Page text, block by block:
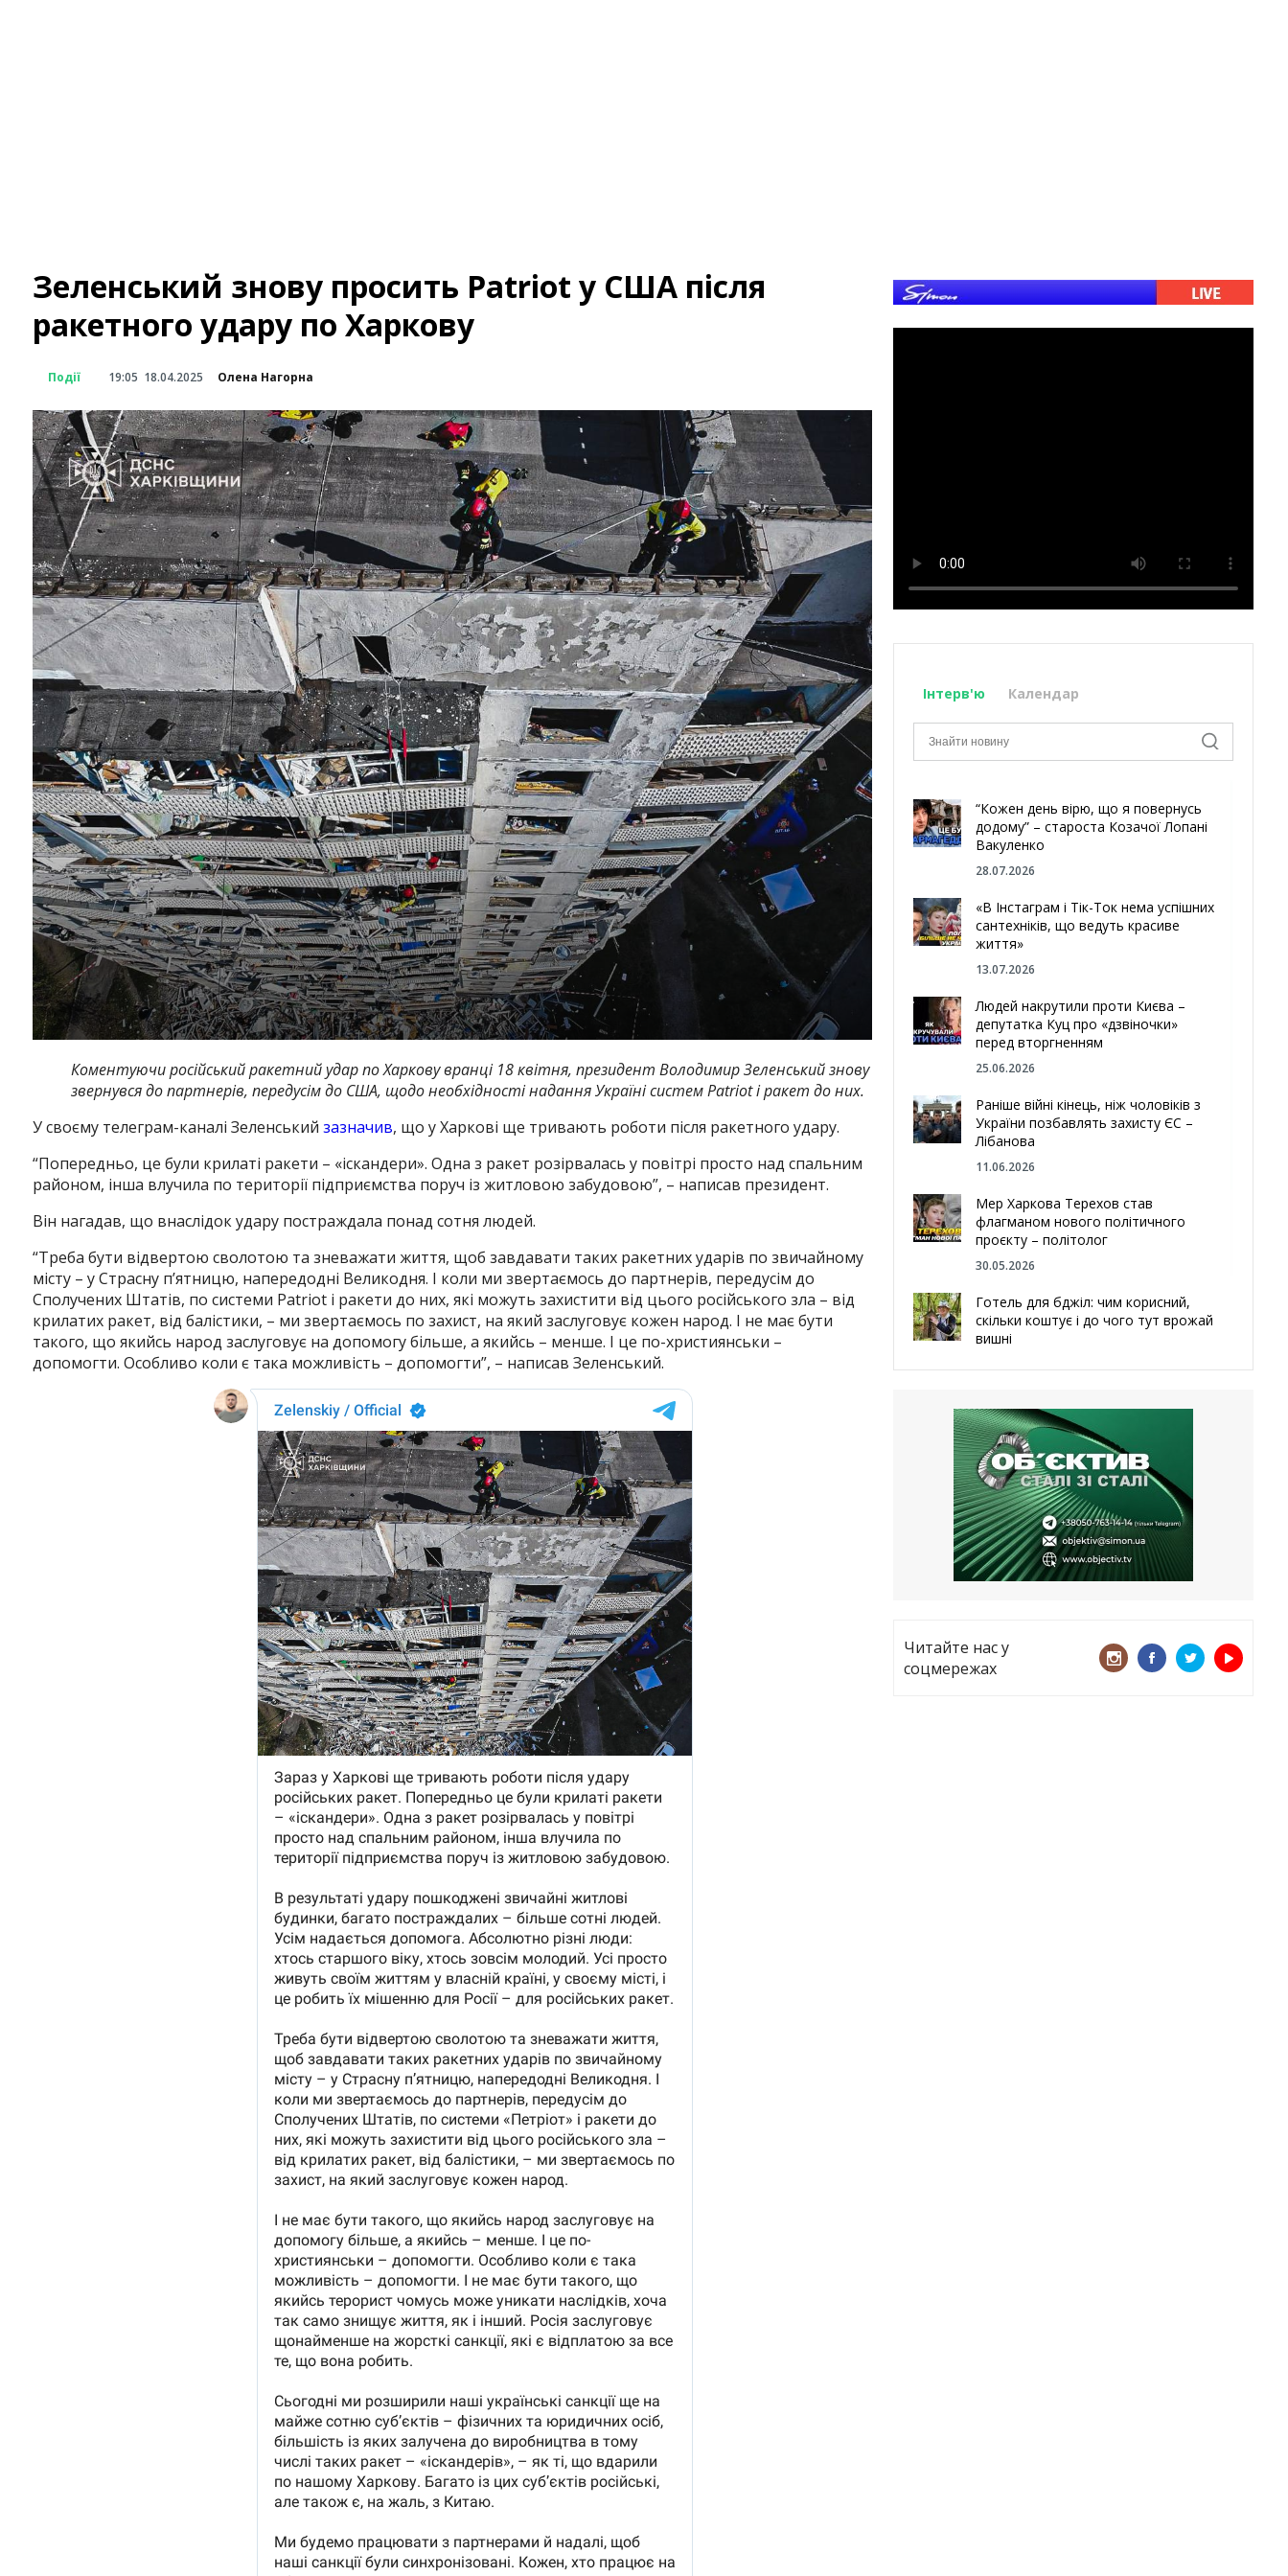
Зеленський знову просить Patriot у США після
ракетного удару по Харкову
Події 19:05 18.04.2025 Олена Нагорна
Коментуючи російський ракетний удар по Харкову вранці 18 квітня, президент Володимир Зеленський знову
звернувся до партнерів, передусім до США, щодо необхідності надання Україні систем Patriot і ракет до них.
У своєму телеграм-каналі Зеленський зазначив, що у Харкові ще тривають роботи після ракетного удару.
“Попередньо, це були крилаті ракети – «іскандери». Одна з ракет розірвалась у повітрі просто над спальним
районом, інша влучила по території підприємства поруч із житловою забудовою”, – написав президент.
Він нагадав, що внаслідок удару постраждала понад сотня людей.
“Треба бути відвертою сволотою та зневажати життя, щоб завдавати таких ракетних ударів по звичайному
місту – у Страсну пʼятницю, напередодні Великодня. І коли ми звертаємось до партнерів, передусім до
Сполучених Штатів, по системи Patriot і ракети до них, які можуть захистити від цього російського зла – від
крилатих ракет, від балістики, – ми звертаємось по захист, на який заслуговує кожен народ. І не має бути
такого, що якийсь народ заслуговує на допомогу більше, а якийсь – менше. І це по-християнськи –
допомогти. Особливо коли є така можливість – допомогти”, – написав Зеленський.
Інтерв'ю Календар
“Кожен день вірю, що я повернусь
додому” – староста Козачої Лопані
Вакуленко
28.07.2026
«В Інстаграм і Тік-Ток нема успішних
сантехніків, що ведуть красиве
життя»
13.07.2026
Людей накрутили проти Києва –
депутатка Куц про «дзвіночки»
перед вторгненням
25.06.2026
Раніше війні кінець, ніж чоловіків з
України позбавлять захисту ЄС –
Лібанова
11.06.2026
Мер Харкова Терехов став
флагманом нового політичного
проєкту – політолог
30.05.2026
Готель для бджіл: чим корисний,
скільки коштує і до чого тут врожай
вишні
Чугуєва, міста, яке встояло попри
все
21.05.2026
«ТЦК порушує закон? Нехай
платять!» Як завдяки штрафу жінку
виключили з обліку
15.05.2026
Читайте нас у
соцмережах
TwitterYoutube